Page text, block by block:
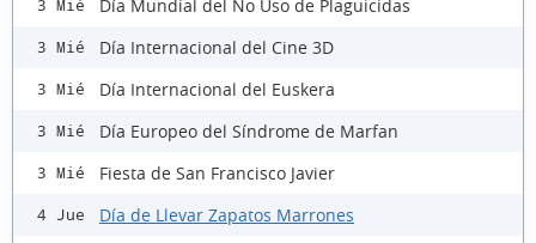
3 Mié Día Mundial del No Uso de Plaguicidas
3 Mié Día Internacional del Cine 3D
3 Mié Día Internacional del Euskera
3 Mié Día Europeo del Síndrome de Marfan
3 Mié Fiesta de San Francisco Javier
4 Jue Día de Llevar Zapatos Marrones